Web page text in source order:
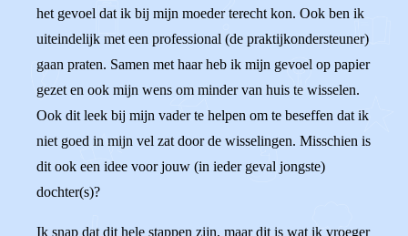
het gevoel dat ik bij mijn moeder terecht kon. Ook ben ik
uiteindelijk met een professional (de praktijkondersteuner)
gaan praten. Samen met haar heb ik mijn gevoel op papier
gezet en ook mijn wens om minder van huis te wisselen.
Ook dit leek bij mijn vader te helpen om te beseffen dat ik
niet goed in mijn vel zat door de wisselingen. Misschien is
dit ook een idee voor jouw (in ieder geval jongste)
dochter(s)?
Ik snap dat dit hele stappen zijn, maar dit is wat ik vroeger